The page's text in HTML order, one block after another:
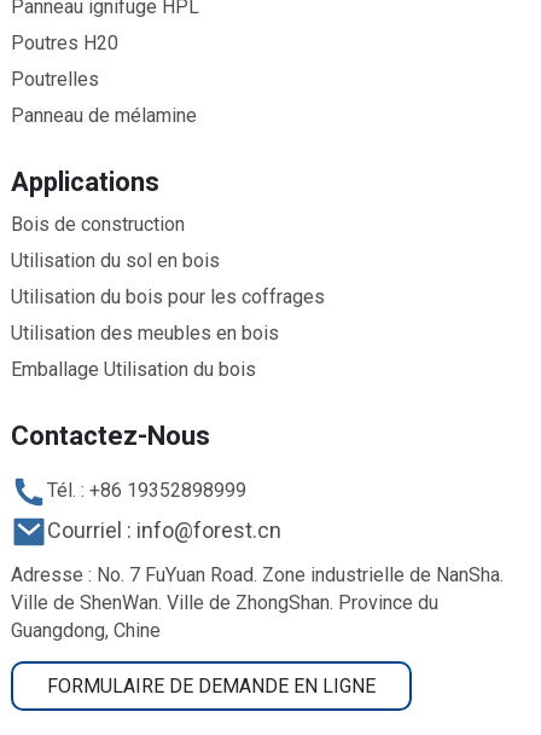
Panneau ignifuge HPL
Poutres H20
Poutrelles
Panneau de mélamine
Applications
Bois de construction
Utilisation du sol en bois
Utilisation du bois pour les coffrages
Utilisation des meubles en bois
Emballage Utilisation du bois
Contactez-Nous
Tél. : +86 19352898999
Courriel : info@forest.cn
Adresse : No. 7 FuYuan Road. Zone industrielle de NanSha.
Ville de ShenWan. Ville de ZhongShan. Province du
Guangdong, Chine
FORMULAIRE DE DEMANDE EN LIGNE